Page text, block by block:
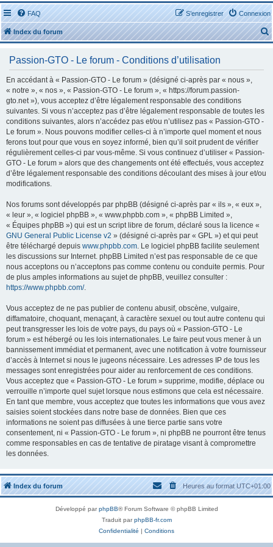
FAQ Connexion
S’enregistrer
Index du forum
e
Passion-GTO - Le forum - Conditions d’utilisation
En accédant à « Passion-GTO - Le forum » (désigné ci-après par « nous »,
« notre », « nos », « Passion-GTO - Le forum », « https://forum.passion-
gto.net »), vous acceptez d’être légalement responsable des conditions
suivantes. Si vous n’acceptez pas d’être légalement responsable de toutes les
conditions suivantes, alors n’accédez pas et/ou n’utilisez pas « Passion-GTO -
Le forum ». Nous pouvons modifier celles-ci à n’importe quel moment et nous
ferons tout pour que vous en soyez informé, bien qu’il soit prudent de vérifier
régulièrement celles-ci par vous-même. Si vous continuez d’utiliser « Passion-
GTO - Le forum » alors que des changements ont été effectués, vous acceptez
d’être légalement responsable des conditions découlant des mises à jour et/ou
modifications.
Nos forums sont développés par phpBB (désigné ci-après par « ils », « eux »,
« leur », « logiciel phpBB », « www.phpbb.com », « phpBB Limited »,
« Équipes phpBB ») qui est un script libre de forum, déclaré sous la licence «
GNU General Public License v2 » (désigné ci-après par « GPL ») et qui peut
être téléchargé depuis www.phpbb.com. Le logiciel phpBB facilite seulement
les discussions sur Internet. phpBB Limited n’est pas responsable de ce que
nous acceptons ou n’acceptons pas comme contenu ou conduite permis. Pour
de plus amples informations au sujet de phpBB, veuillez consulter :
https://www.phpbb.com/.
Vous acceptez de ne pas publier de contenu abusif, obscène, vulgaire,
diffamatoire, choquant, menaçant, à caractère sexuel ou tout autre contenu qui
peut transgresser les lois de votre pays, du pays où « Passion-GTO - Le
forum » est hébergé ou les lois internationales. Le faire peut vous mener à un
bannissement immédiat et permanent, avec une notification à votre fournisseur
d’accès à Internet si nous le jugeons nécessaire. Les adresses IP de tous les
messages sont enregistrées pour aider au renforcement de ces conditions.
Vous acceptez que « Passion-GTO - Le forum » supprime, modifie, déplace ou
verrouille n’importe quel sujet lorsque nous estimons que cela est nécessaire.
En tant que membre, vous acceptez que toutes les informations que vous avez
saisies soient stockées dans notre base de données. Bien que ces
informations ne soient pas diffusées à une tierce partie sans votre
consentement, ni « Passion-GTO - Le forum », ni phpBB ne pourront être tenus
comme responsables en cas de tentative de piratage visant à compromettre
les données.
Index du forum Heures au formatUTC+01:00
Développé parphpBB® Forum Software © phpBB Limited
Traduit parphpBB-fr.com
Confidentialité | Conditions